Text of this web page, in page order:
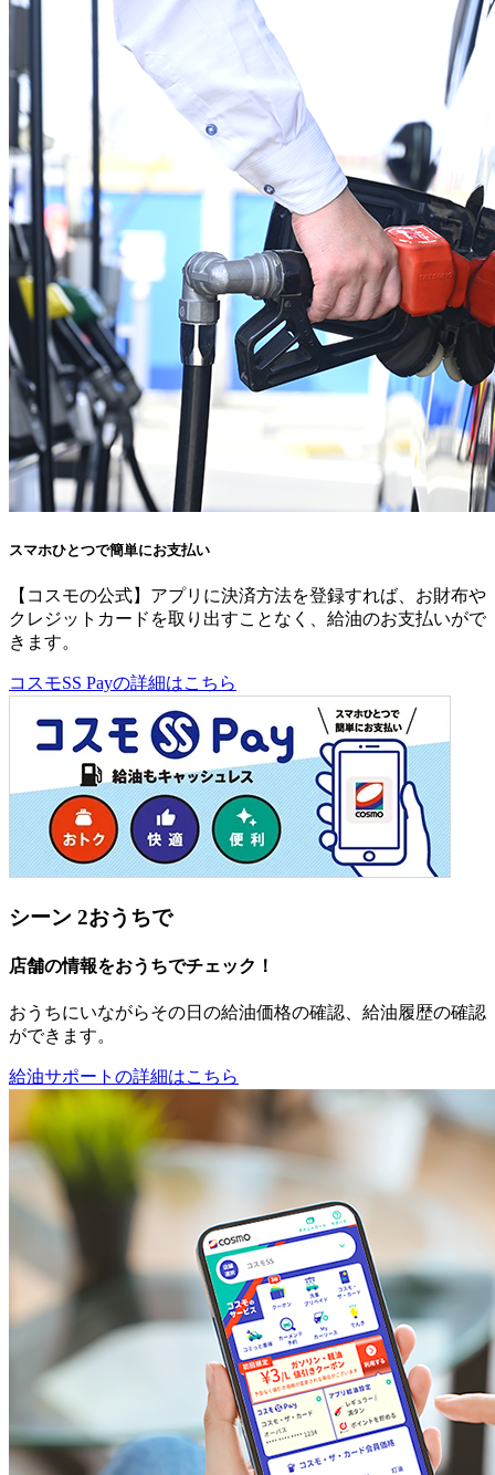
スマホひとつで簡単にお支払い
【コスモの公式】アプリに決済方法を登録すれば、お財布や
クレジットカードを取り出すことなく、給油のお支払いがで
きます。
コスモSS Payの詳細はこちら
シーン 2おうちで
店舗の情報をおうちでチェック！
おうちにいながらその日の給油価格の確認、給油履歴の確認
ができます。
給油サポートの詳細はこちら